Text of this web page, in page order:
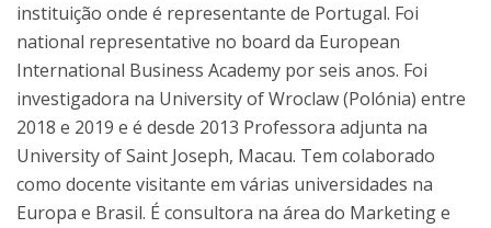
instituição onde é representante de Portugal. Foi
national representative no board da European
International Business Academy por seis anos. Foi
investigadora na University of Wroclaw (Polónia) entre
2018 e 2019 e é desde 2013 Professora adjunta na
University of Saint Joseph, Macau. Tem colaborado
como docente visitante em várias universidades na
Europa e Brasil. É consultora na área do Marketing e